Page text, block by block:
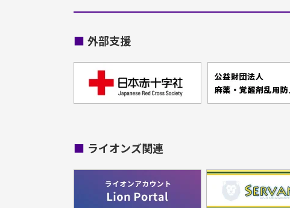
■ 外部支援
■ ライオンズ関連